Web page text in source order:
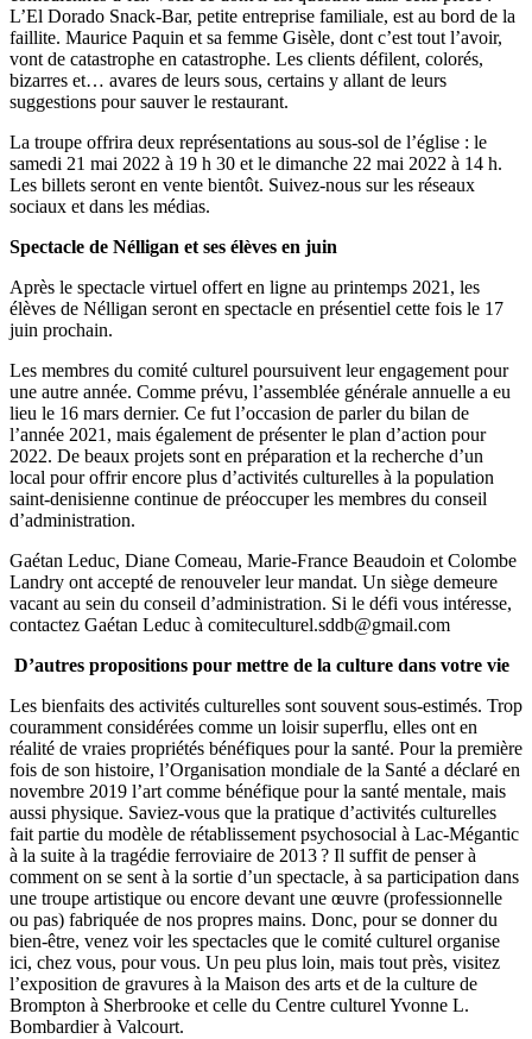
L’El Dorado Snack-Bar, petite entreprise familiale, est au bord de la
faillite. Maurice Paquin et sa femme Gisèle, dont c’est tout l’avoir,
vont de catastrophe en catastrophe. Les clients défilent, colorés,
bizarres et… avares de leurs sous, certains y allant de leurs
suggestions pour sauver le restaurant.
La troupe offrira deux représentations au sous-sol de l’église : le
samedi 21 mai 2022 à 19 h 30 et le dimanche 22 mai 2022 à 14 h.
Les billets seront en vente bientôt. Suivez-nous sur les réseaux
sociaux et dans les médias.
Spectacle de Nélligan et ses élèves en juin
Après le spectacle virtuel offert en ligne au printemps 2021, les
élèves de Nélligan seront en spectacle en présentiel cette fois le 17
juin prochain.
Les membres du comité culturel poursuivent leur engagement pour
une autre année. Comme prévu, l’assemblée générale annuelle a eu
lieu le 16 mars dernier. Ce fut l’occasion de parler du bilan de
l’année 2021, mais également de présenter le plan d’action pour
2022. De beaux projets sont en préparation et la recherche d’un
local pour offrir encore plus d’activités culturelles à la population
saint-denisienne continue de préoccuper les membres du conseil
d’administration.
Gaétan Leduc, Diane Comeau, Marie-France Beaudoin et Colombe
Landry ont accepté de renouveler leur mandat. Un siège demeure
vacant au sein du conseil d’administration. Si le défi vous intéresse,
contactez Gaétan Leduc à comiteculturel.sddb@gmail.com
D’autres propositions pour mettre de la culture dans votre vie
Les bienfaits des activités culturelles sont souvent sous-estimés. Trop
couramment considérées comme un loisir superflu, elles ont en
réalité de vraies propriétés bénéfiques pour la santé. Pour la première
fois de son histoire, l’Organisation mondiale de la Santé a déclaré en
novembre 2019 l’art comme bénéfique pour la santé mentale, mais
aussi physique. Saviez-vous que la pratique d’activités culturelles
fait partie du modèle de rétablissement psychosocial à Lac-Mégantic
à la suite à la tragédie ferroviaire de 2013 ? Il suffit de penser à
comment on se sent à la sortie d’un spectacle, à sa participation dans
une troupe artistique ou encore devant une œuvre (professionnelle
ou pas) fabriquée de nos propres mains. Donc, pour se donner du
bien-être, venez voir les spectacles que le comité culturel organise
ici, chez vous, pour vous. Un peu plus loin, mais tout près, visitez
l’exposition de gravures à la Maison des arts et de la culture de
Brompton à Sherbrooke et celle du Centre culturel Yvonne L.
Bombardier à Valcourt.